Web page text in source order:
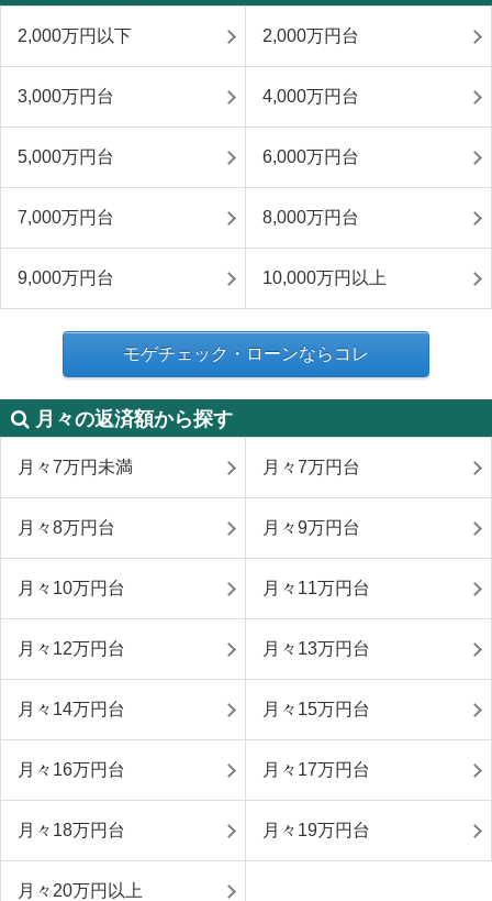
2,000万円以下 2,000万円台
3,000万円台 4,000万円台
5,000万円台 6,000万円台
7,000万円台 8,000万円台
9,000万円台 10,000万円以上
モゲチェック・ローンならコレ
月々の返済額から探す
月々7万円未満 月々7万円台
月々8万円台 月々9万円台
月々10万円台 月々11万円台
月々12万円台 月々13万円台
月々14万円台 月々15万円台
月々16万円台 月々17万円台
月々18万円台 月々19万円台
月々20万円以上